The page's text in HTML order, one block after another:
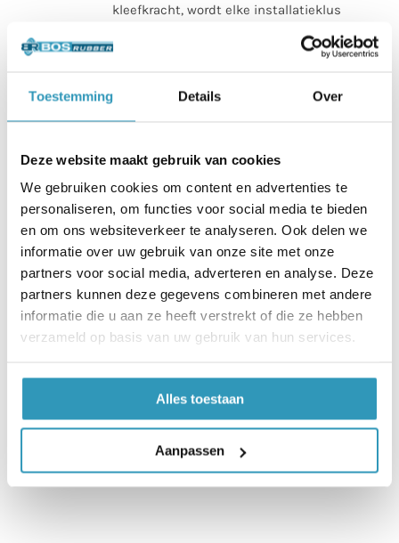
Toestemming Details Over
Deze website maakt gebruik van cookies
We gebruiken cookies om content en advertenties te
personaliseren, om functies voor social media te bieden
en om ons websiteverkeer te analyseren. Ook delen we
informatie over uw gebruik van onze site met onze
partners voor social media, adverteren en analyse. Deze
partners kunnen deze gegevens combineren met andere
informatie die u aan ze heeft verstrekt of die ze hebben
verzameld op basis van uw gebruik van hun services.
Alles toestaan
Aanpassen
kleefkracht, wordt elke installatieklus
gemakkelijk. Leverbaar in: 25meter lang en
Permanent rubbertape Heavy
20cm breed
Vanaf€57,95 (€ 70,12incl. btw)
Deze dubbelzijdige tape hebben wij speciaal
laten ontwikkelen voor een permanente
gemakkelijk. Leverbaar in: 25meter lang en
20cm breed.